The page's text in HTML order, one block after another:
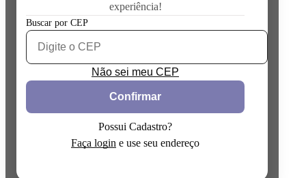
experiência!
Buscar por CEP
Não sei meu CEP
Confirmar
Possui Cadastro?
Faça login e use seu endereço
Error loading product data: